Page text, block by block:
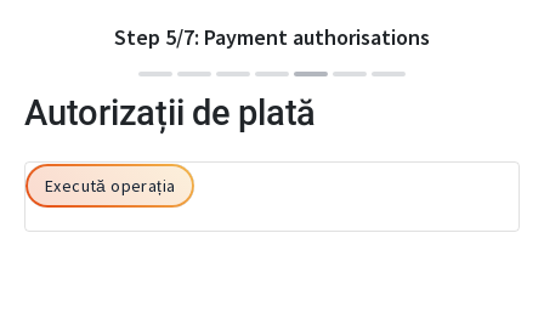
Step 5/7: Payment authorisations
Autorizații de plată
Execută operația